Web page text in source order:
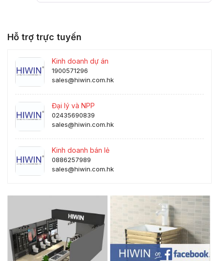
Hỗ trợ trực tuyến
Kinh doanh dự án
1900571296
sales@hiwin.com.hk
Đại lý và NPP
02435690839
sales@hiwin.com.hk
Kinh doanh bán lẻ
0886257989
sales@hiwin.com.hk